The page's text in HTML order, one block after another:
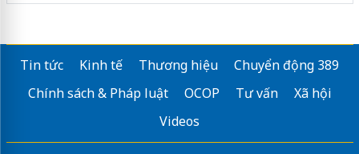
Tin tức Kinh tế Thương hiệu
Chuyển động 389
Chính sách & Pháp luật
OCOP Tư vấn
Xã hội
Videos